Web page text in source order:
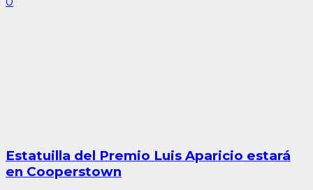
Estatuilla del Premio Luis Aparicio estará
en Cooperstown